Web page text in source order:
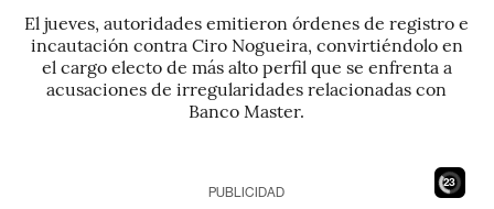
El jueves, autoridades emitieron órdenes de registro e
incautación contra Ciro Nogueira, convirtiéndolo en
el cargo electo de más alto perfil que se enfrenta a
acusaciones de irregularidades relacionadas con
Banco Master.
21
PUBLICIDAD